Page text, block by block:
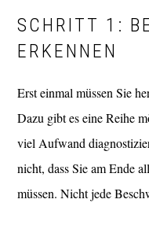
SCHRITT 1:
ERKENNEN
Erst einmal müssen Sie
Dazu gibt es eine Reihe
viel Aufwand
nicht, dass Sie am Ende
müssen. Nicht jede